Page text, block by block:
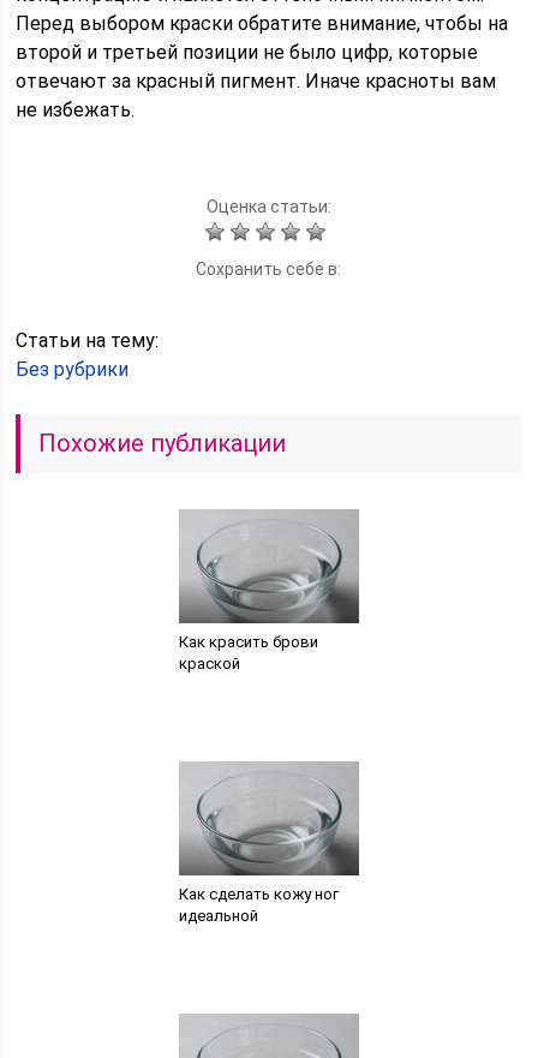
Перед выбором краски обратите внимание, чтобы на
второй и третьей позиции не было цифр, которые
отвечают за красный пигмент. Иначе красноты вам
не избежать.
Оценка статьи:
Сохранить себе в:
Статьи на тему:
Без рубрики
Похожие публикации
Как красить брови
краской
Как сделать кожу ног
идеальной